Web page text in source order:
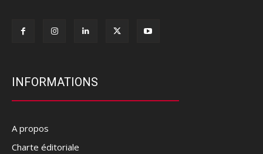
INFORMATIONS
A propos
Charte éditoriale